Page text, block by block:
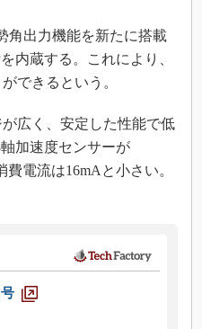
角出力機能を新たに搭載
内蔵する。これにより、
できるという。
広く、安定した性能で低
加速度センサーが
電流は16mAと小さい。